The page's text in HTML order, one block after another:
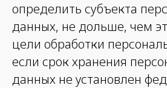
определить субъекта
данных, не дольше, чем
цели обработки
если срок хранения
данных не установлен